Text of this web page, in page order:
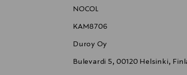
NOCOL
KAM8706
Duroy Oy
Bulevardi 5, 00120 Helsinki,